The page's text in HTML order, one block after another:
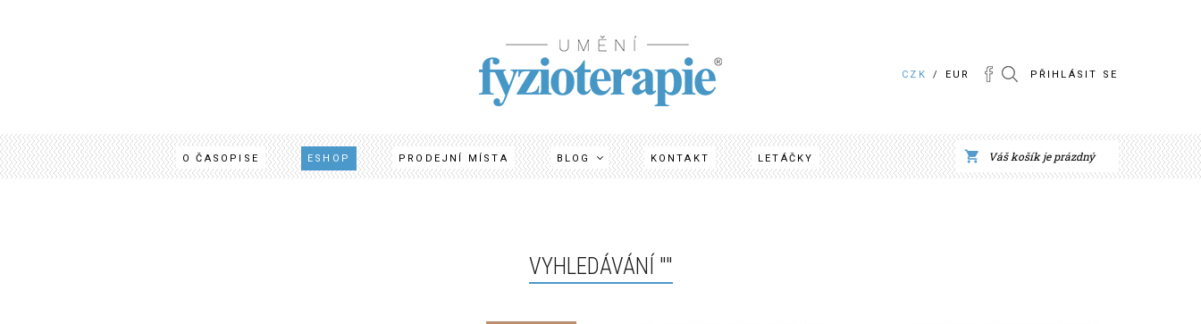
PŘIHLÁSIT SE
CZK / EUR
Umění Fyzioterapie
Váš košík je prázdný
O ČASOPISE ESHOP PRODEJNÍ MÍSTA BLOG KONTAKT LETÁČKY
VYHLEDÁVÁNÍ ""